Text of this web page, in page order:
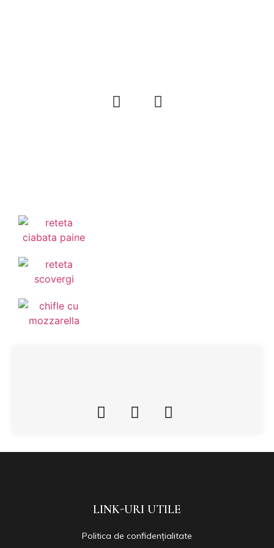
LINK-URI UTILE
Politica de confidențialitate